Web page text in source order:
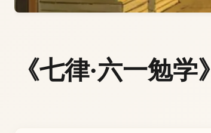
《七律·六一勉学》